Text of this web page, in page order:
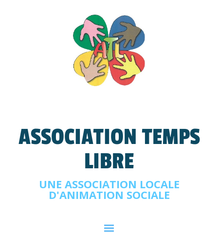
ASSOCIATION TEMPS
LIBRE
UNE ASSOCIATION LOCALE
D'ANIMATION SOCIALE